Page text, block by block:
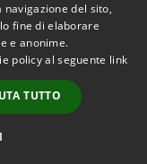
© 2026 • Comune di
• Powered by
•
Accesso
redazione
del sito,
fine di elaborare
e anonime.
policy al seguente link
TUTTO